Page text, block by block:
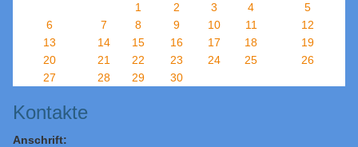
1
2 3 4
5
6
7 8 9 10 11
12
13
14 15 16 17 18
19
20
21 22 23 24 25
26
27
28 29 30
Kontakte
Anschrift: